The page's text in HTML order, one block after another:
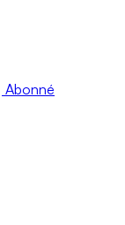
Abonné